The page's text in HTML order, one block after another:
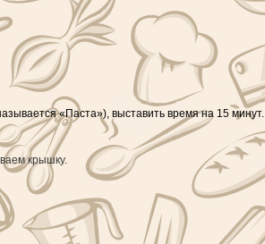
«Паста»), выставить время на 15 минут.
крышку.